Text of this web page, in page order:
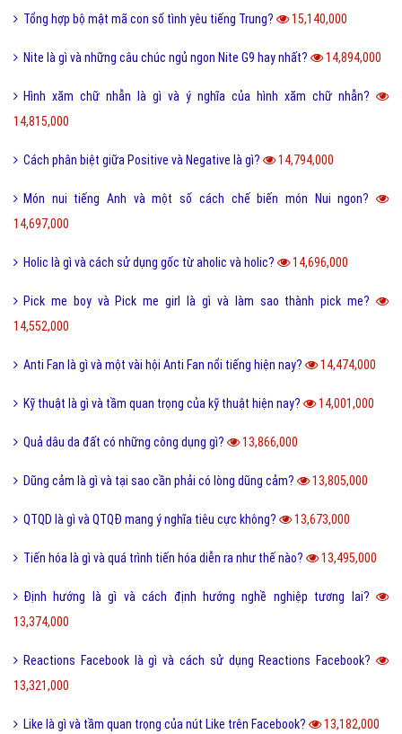
Tổng hợp bộ mật mã con số tình yêu tiếng Trung? 15,140,000
Nite là gì và những câu chúc ngủ ngon Nite G9 hay nhất? 14,894,000
Hình xăm chữ nhẫn là gì và ý nghĩa của hình xăm chữ nhẫn?
14,815,000
Cách phân biệt giữa Positive và Negative là gì? 14,794,000
Món nui tiếng Anh và một số cách chế biến món Nui ngon?
14,697,000
Holic là gì và cách sử dụng gốc từ aholic và holic? 14,696,000
Pick me boy và Pick me girl là gì và làm sao thành pick me?
14,552,000
Anti Fan là gì và một vài hội Anti Fan nổi tiếng hiện nay? 14,474,000
Kỹ thuật là gì và tầm quan trọng của kỹ thuật hiện nay? 14,001,000
Quả dâu da đất có những công dụng gì? 13,866,000
Dũng cảm là gì và tại sao cần phải có lòng dũng cảm? 13,805,000
QTQD là gì và QTQĐ mang ý nghĩa tiêu cực không? 13,673,000
Tiến hóa là gì và quá trình tiến hóa diễn ra như thế nào? 13,495,000
Định hướng là gì và cách định hướng nghề nghiệp tương lai?
13,374,000
Reactions Facebook là gì và cách sử dụng Reactions Facebook?
13,321,000
Like là gì và tầm quan trọng của nút Like trên Facebook? 13,182,000